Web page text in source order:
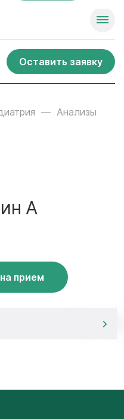
Оставить заявку
Анализы
A
прием